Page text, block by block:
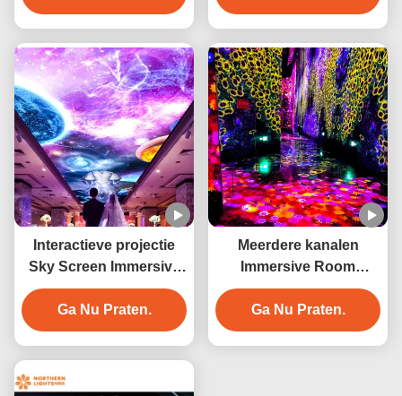
Interactieve projectie
Sky Screen Immersive
Projector Voor
winkelcentrum
Ga Nu Praten.
Meerdere kanalen
Immersive Room
Projector Immersive
Wall Interactieve
Projectie
Ga Nu Praten.